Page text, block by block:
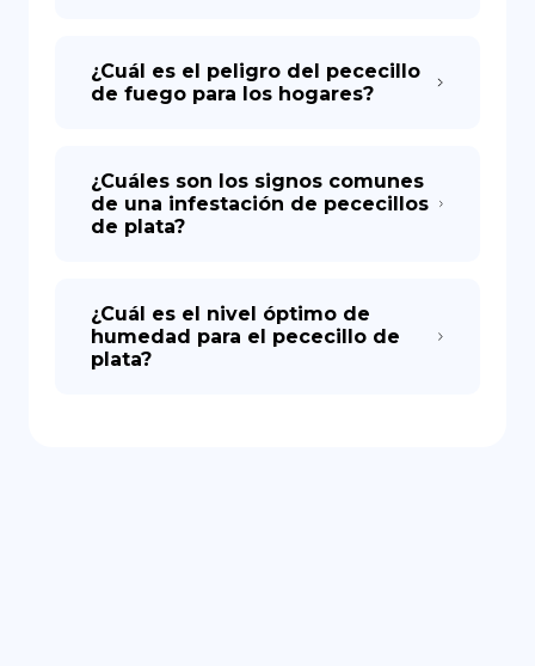
¿Cuál es el peligro del pececillo
de fuego para los hogares?
¿Cuáles son los signos comunes
de una infestación de pececillos
de plata?
¿Cuál es el nivel óptimo de
humedad para el pececillo de
plata?